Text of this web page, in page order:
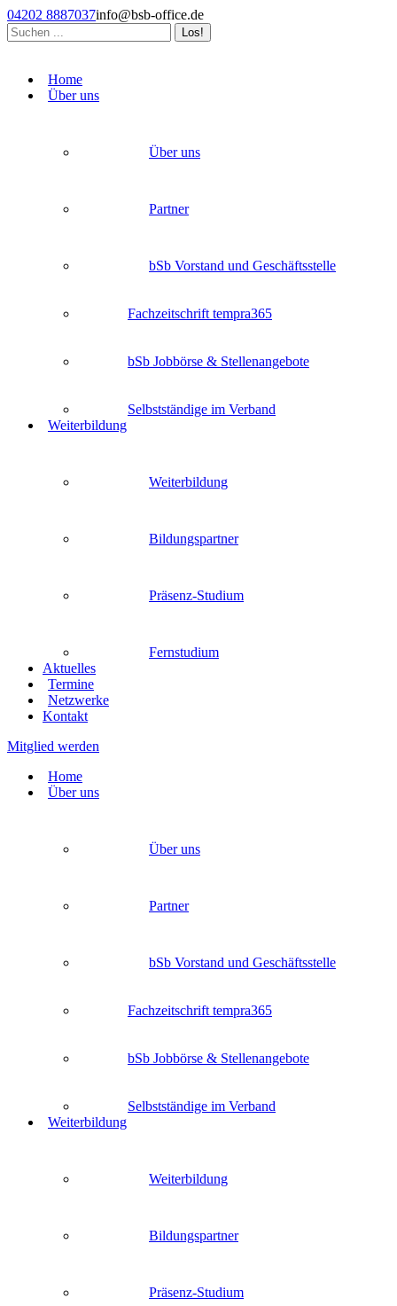
Zum
Inhalt
springen
04202 8887037info@bsb-office.de
Search:
opens
opens
opens
Home
Über uns
Über uns
Partner
bSb Vorstand und Geschäftsstelle
Fachzeitschrift tempra365
bSb Jobbörse & Stellenangebote
Selbstständige im Verband
Weiterbildung
Weiterbildung
Bildungspartner
Präsenz-Studium
Fernstudium
Aktuelles
Termine
Netzwerke
Kontakt
Mitglied werden
Home
Über uns
Über uns
Partner
bSb Vorstand und Geschäftsstelle
Fachzeitschrift tempra365
bSb Jobbörse & Stellenangebote
Selbstständige im Verband
Weiterbildung
Weiterbildung
Bildungspartner
Präsenz-Studium